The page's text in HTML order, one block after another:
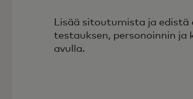
Lisää sitoutumista ja
testauksen, personoinnin
avulla.